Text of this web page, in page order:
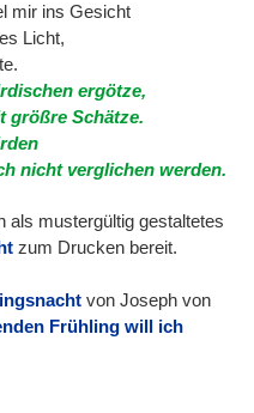
mir ins Gesicht
Licht,
ergötze,
größre Schätze.
nicht verglichen werden.
als mustergültig gestaltetes
zum Drucken bereit.
von Joseph von
Frühling will ich